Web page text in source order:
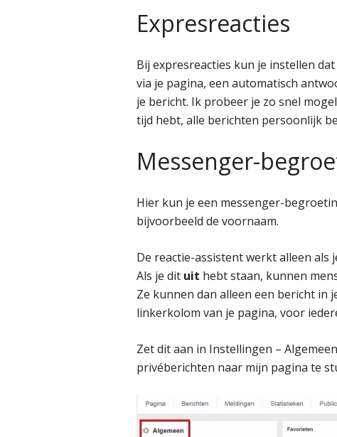
Expresreacties
Bij expresreacties kun je instellen
via je pagina, een automatisch
je bericht. Ik probeer je zo snel
tijd hebt, alle berichten persoonlijk
Messenger-
Hier kun je een messenger-
bijvoorbeeld de voornaam.
De reactie-assistent werkt alleen als
Als je dit uit hebt staan, kunnen
Ze kunnen dan alleen een bericht in
linkerkolom van je pagina, voor
Zet dit aan in Instellingen –
privéberichten naar mijn pagina te